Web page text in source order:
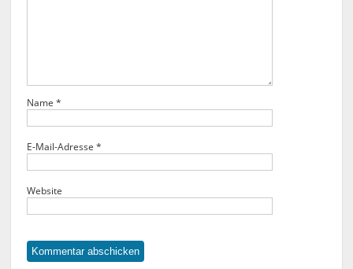
Name*
E-Mail-Adresse*
Website